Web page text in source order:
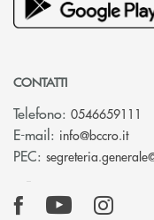
CONTATTI
Telefono: 0546659111
E-mail: info@bccro.it(si
PEC: